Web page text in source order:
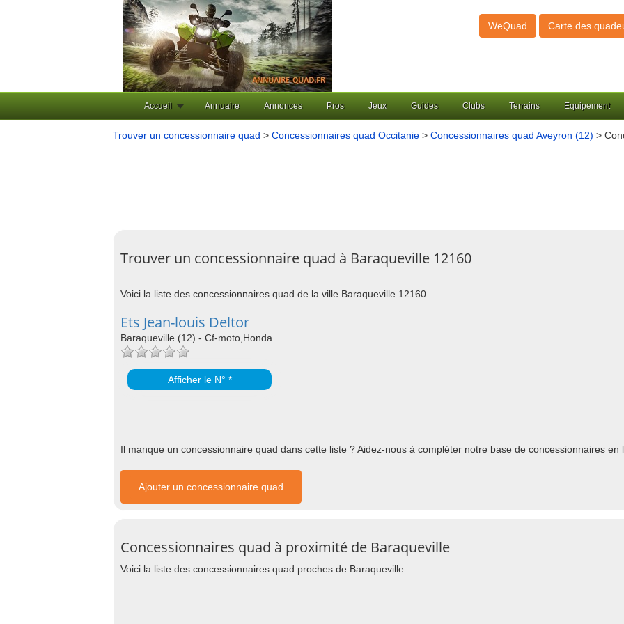
WeQuad Carte des
Accueil Annuaire Annonces Pros Jeux Guides Clubs Terrains Equipement
Trouver un concessionnaire quad > Concessionnaires quad Occitanie > Concessionnaires quad Aveyron (12) >
Trouver un concessionnaire quad à Baraqueville 12160
Voici la liste des concessionnaires quad de la ville Baraqueville 12160.
Ets Jean-louis Deltor
Baraqueville (12) - Cf-moto,Honda
Afficher le N° *
Il manque un concessionnaire quad dans cette liste ? Aidez-nous à compléter notre base de concessionnaires en
Ajouter un concessionnaire quad
Concessionnaires quad à proximité de Baraqueville
Voici la liste des concessionnaires quad proches de Baraqueville.